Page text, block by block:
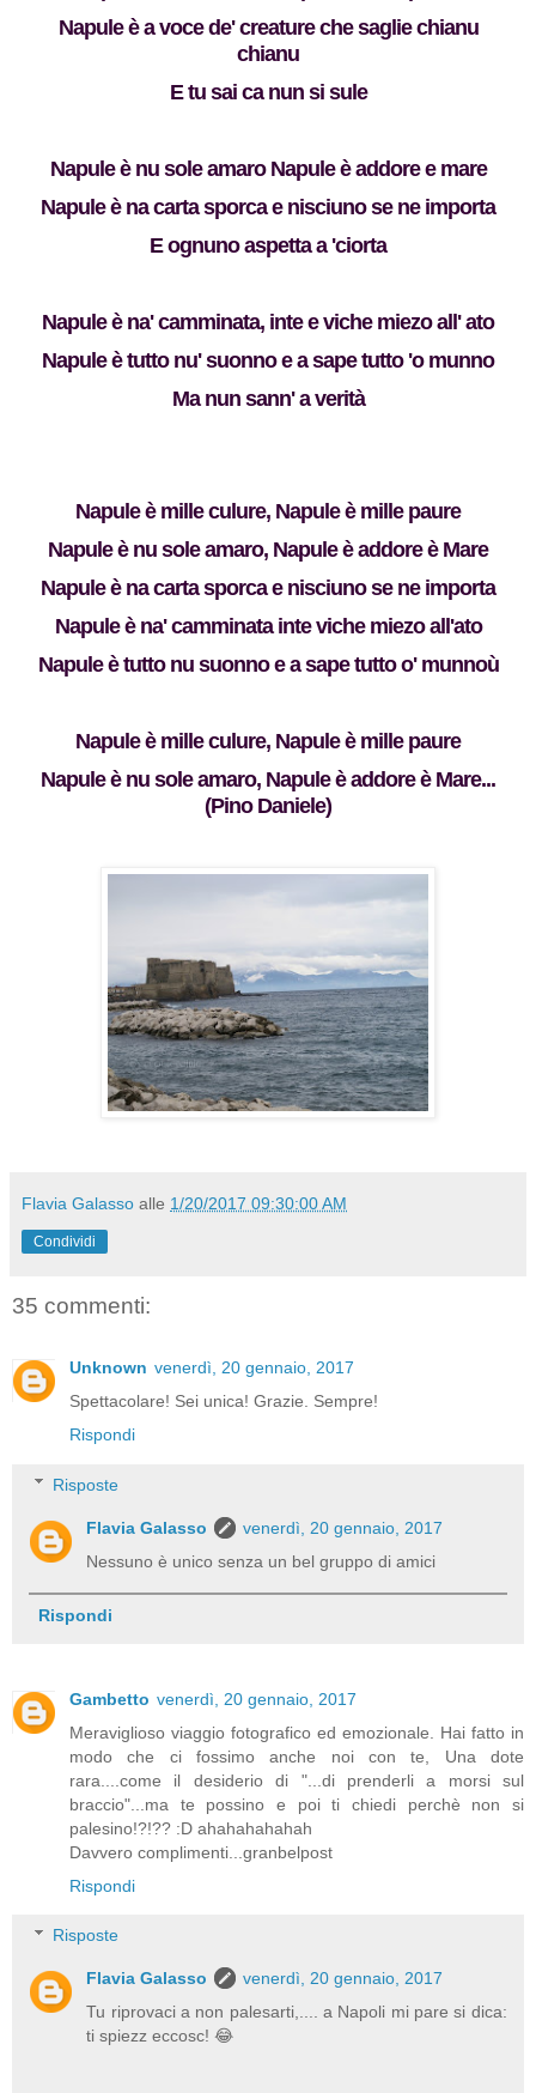
Napule è a voce de' creature che saglie chianu
chianu
E tu sai ca nun si sule
Napule è nu sole amaro Napule è addore e mare
Napule è na carta sporca e nisciuno se ne importa
E ognuno aspetta a 'ciorta
Napule è na' camminata, inte e viche miezo all' ato
Napule è tutto nu' suonno e a sape tutto 'o munno
Ma nun sann' a verità
Napule è mille culure, Napule è mille paure
Napule è nu sole amaro, Napule è addore è Mare
Napule è na carta sporca e nisciuno se ne importa
Napule è na' camminata inte viche miezo all'ato
Napule è tutto nu suonno e a sape tutto o' munnoù
Napule è mille culure, Napule è mille paure
Napule è nu sole amaro, Napule è addore è Mare...
(Pino Daniele)
Flavia Galasso alle 1/20/2017 09:30:00 AM
Condividi
35 commenti:
Unknown venerdì, 20 gennaio, 2017
Spettacolare! Sei unica! Grazie. Sempre!
Rispondi
Risposte
Flavia Galasso
venerdì, 20 gennaio, 2017
Nessuno è unico senza un bel gruppo di amici
Rispondi
Gambetto venerdì, 20 gennaio, 2017
Meraviglioso viaggio fotografico ed emozionale. Hai fatto in
modo che ci fossimo anche noi con te, Una dote
rara....come il desiderio di "...di prenderli a morsi sul
braccio"...ma te possino e poi ti chiedi perchè non si
palesino!?!?? :D ahahahahahah
Davvero complimenti...granbelpost
Rispondi
Risposte
Flavia Galasso
venerdì, 20 gennaio, 2017
Tu riprovaci a non palesarti,.... a Napoli mi pare si dica:
ti spiezz eccosc! 😂